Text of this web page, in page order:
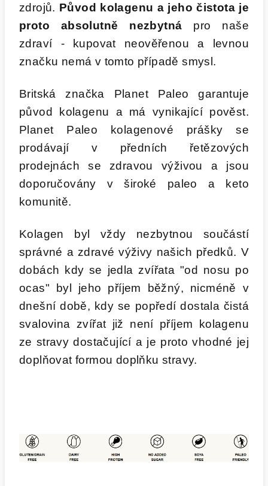
zdrojů. Původ kolagenu a jeho čistota je
proto absolutně nezbytná pro naše
zdraví - kupovat neověřenou a levnou
značku nemá v tomto případě smysl.
Britská značka Planet Paleo garantuje
původ kolagenu a má vynikající pověst.
Planet Paleo kolagenové prášky se
prodávají v předních řetězových
prodejnách se zdravou výživou a jsou
doporučovány v široké paleo a keto
komunitě.
Kolagen byl vždy nezbytnou součástí
správné a zdravé výživy našich předků. V
dobách kdy se jedla zvířata "od nosu po
ocas" byl jeho příjem běžný, nicméně v
dnešní době, kdy se popředí dostala čistá
svalovina zvířat již není příjem kolagenu
ze stravy dostačující a je proto vhodné jej
doplňovat formou doplňku stravy.